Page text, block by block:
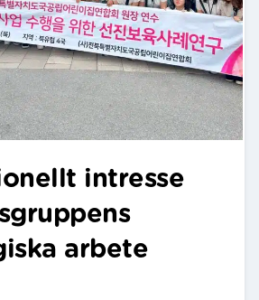
intresse
arbete